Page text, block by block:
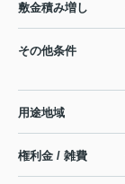
敷金積み増し
その他条件
用途地域
権利金 / 雑費